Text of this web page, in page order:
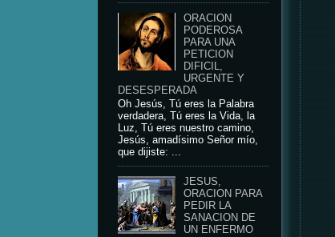
ORACION
PODEROSA
PARA UNA
PETICION
DIFICIL,
URGENTE Y
DESESPERADA
Oh Jesús, Tú eres la Palabra
verdadera, Tú eres la Vida, la
Luz, Tú eres nuestro camino,
Jesús, amadísimo Señor mío,
que dijiste: ...
JESUS,
ORACION PARA
PEDIR LA
SANACION DE
UN ENFERMO